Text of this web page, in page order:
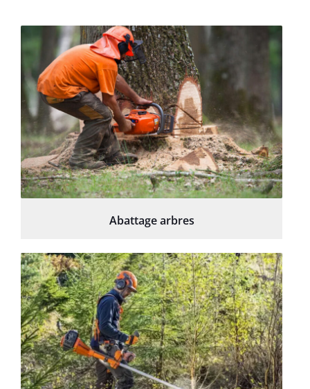
Abattage arbres